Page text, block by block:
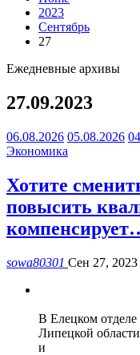
2023
Сентябрь
27
Ежедневные архивы
27.09.2023
06.08.2026 05.08.2026
Экономика
Хотите
повысить
sowa80301 Сен 27, 2023
В Елецком
Липецкой
и